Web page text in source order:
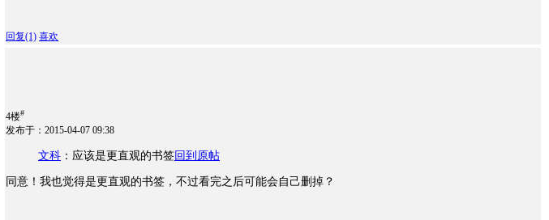
回复(1) 喜欢
4楼#
发布于：2015-04-07 09:38
文科 ：应该是更直观的书签回到原帖
同意！我也觉得是更直观的书签，不过看完之后可能会自己删掉？